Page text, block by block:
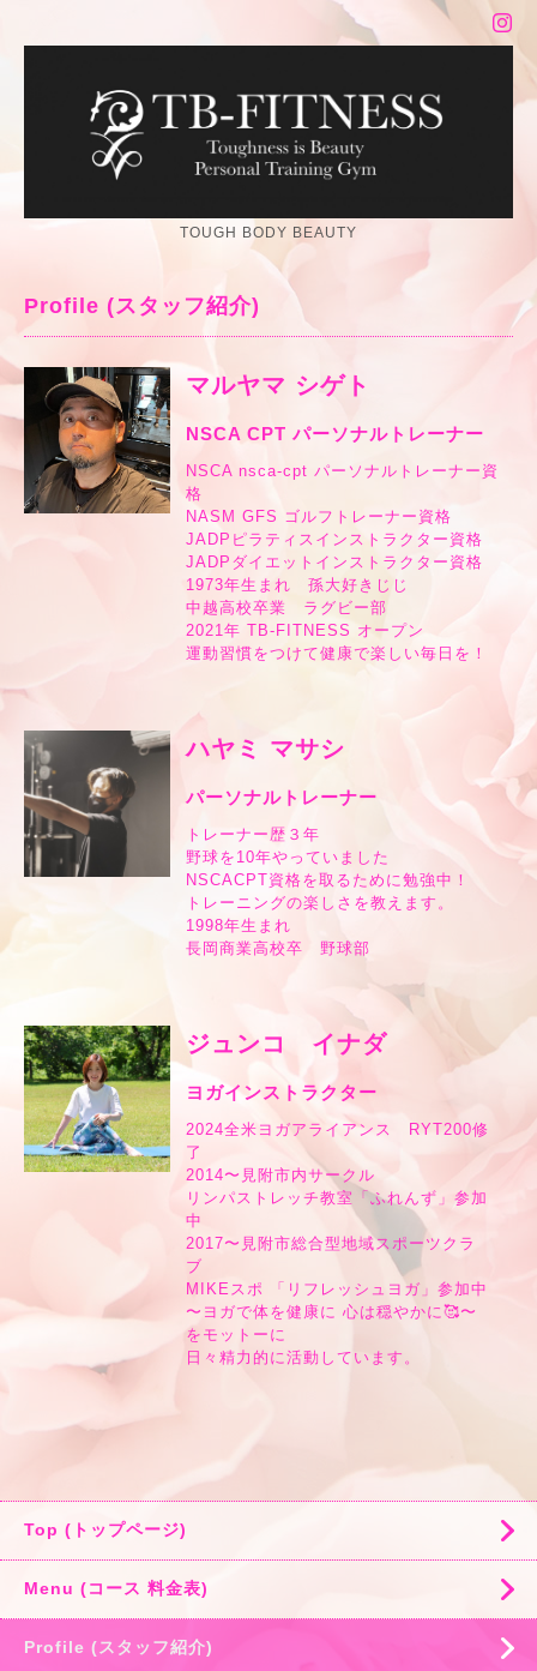
TOUGH BODY BEAUTY
Profile (スタッフ紹介)
マルヤマ シゲト
NSCA CPT パーソナルトレーナー
NSCA nsca-cpt パーソナルトレーナー資
格
NASM GFS ゴルフトレーナー資格
JADPピラティスインストラクター資格
JADPダイエットインストラクター資格
1973年生まれ 孫大好きじじ
中越高校卒業 ラグビー部
2021年 TB-FITNESS オープン
運動習慣をつけて健康で楽しい毎日を！
ハヤミ マサシ
パーソナルトレーナー
トレーナー歴３年
野球を10年やっていました
NSCACPT資格を取るために勉強中！
トレーニングの楽しさを教えます。
1998年生まれ
長岡商業高校卒 野球部
ジュンコ イナダ
ヨガインストラクター
2024全米ヨガアライアンス RYT200修
了
2014〜見附市内サークル
リンパストレッチ教室「ふれんず」参加
中
2017〜見附市総合型地域スポーツクラ
ブ
MIKEスポ 「リフレッシュヨガ」参加中
〜ヨガで体を健康に 心は穏やかに🥰〜
をモットーに
日々精力的に活動しています。
Top (トップページ)
Menu (コース 料金表)
Profile (スタッフ紹介)